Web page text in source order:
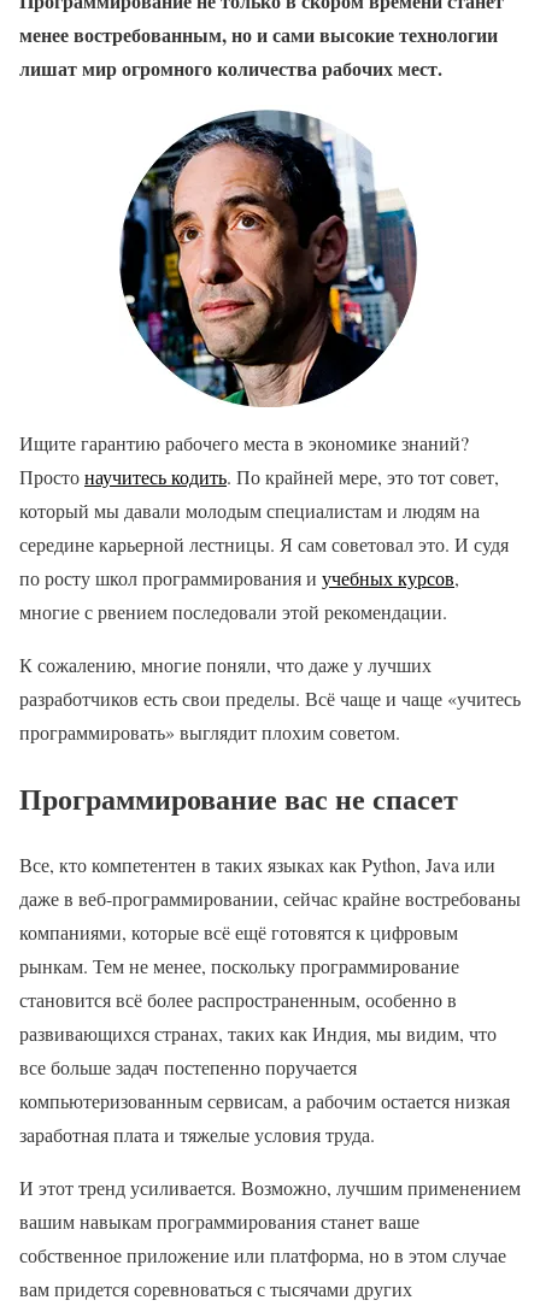
менее востребованным, но и сами высокие технологии
лишат мир огромного количества рабочих мест.
Ищите гарантию рабочего места в экономике знаний?
Простонаучитесь кодить. По крайней мере, это тот совет,
который мы давали молодым специалистам и людям на
середине карьерной лестницы. Я сам советовал это. И судя
по росту школ программирования и учебных курсов,
многие с рвением последовали этой рекомендации.
К сожалению, многие поняли, что даже у лучших
разработчиков есть свои пределы. Всё чаще и чаще «учитесь
программировать» выглядит плохим советом.
Программирование вас не спасет
Все, кто компетентен в таких языках как Python, Java или
даже в веб-программировании, сейчас крайне востребованы
компаниями, которые всё ещё готовятся к цифровым
рынкам. Тем не менее, поскольку программирование
становится всё более распространенным, особенно в
развивающихся странах, таких как Индия, мы видим, что
все больше задач постепенно поручается
компьютеризованным сервисам, а рабочим остается низкая
заработная плата и тяжелые условия труда.
И этот тренд усиливается. Возможно, лучшим применением
вашим навыкам программирования станет ваше
собственное приложение или платформа, но в этом случае
вам придется соревноваться с тысячами других